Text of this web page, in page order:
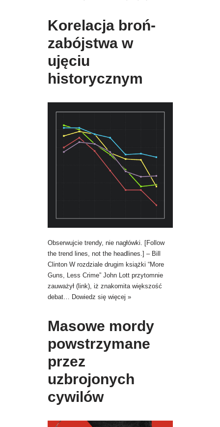
Korelacja broń-
zabójstwa w
ujęciu
historycznym
Obserwujcie trendy, nie nagłówki. [Follow
the trend lines, not the headlines.] – Bill
Clinton W rozdziale drugim książki “More
Guns, Less Crime” John Lott przytomnie
zauważył (link), iż znakomita większość
debat…
Dowiedz się więcej »
Masowe mordy
powstrzymane
przez
uzbrojonych
cywilów